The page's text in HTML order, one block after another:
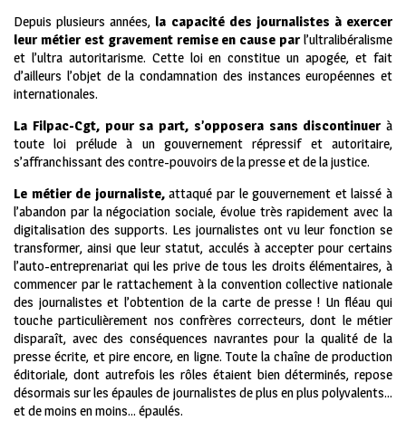
Depuis plusieurs années, la capacité des journalistes à exercer
leur métier est gravement remise en cause parl’ultralibéralisme
et l’ultra autoritarisme. Cette loi en constitue un apogée, et fait
d’ailleurs l’objet de la condamnation des instances européennes et
internationales.
La Filpac-Cgt, pour sa part, s’opposera sans discontinuerà
toute loi prélude à un gouvernement répressif et autoritaire,
s’affranchissant des contre-pouvoirs de la presse et de la justice.
Le métier de journaliste,attaqué par le gouvernement et laissé à
l’abandon par la négociation sociale, évolue très rapidement avec la
digitalisation des supports. Les journalistes ont vu leur fonction se
transformer, ainsi que leur statut, acculés à accepter pour certains
l’auto-entreprenariat qui les prive de tous les droits élémentaires, à
commencer par le rattachement à la convention collective nationale
des journalistes et l’obtention de la carte de presse ! Un fléau qui
touche particulièrement nos confrères correcteurs, dont le métier
disparaît, avec des conséquences navrantes pour la qualité de la
presse écrite, et pire encore, en ligne. Toute la chaîne de production
éditoriale, dont autrefois les rôles étaient bien déterminés, repose
désormais sur les épaules de journalistes de plus en plus polyvalents…
et de moins en moins… épaulés.